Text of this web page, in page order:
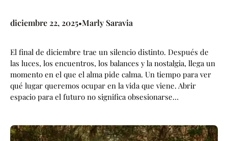
diciembre 22, 2025•Marly Saravia
El final de diciembre trae un silencio distinto. Después de
las luces, los encuentros, los balances y la nostalgia, llega un
momento en el que el alma pide calma. Un tiempo para ver
qué lugar queremos ocupar en la vida que viene. Abrir
espacio para el futuro no significa obsesionarse…